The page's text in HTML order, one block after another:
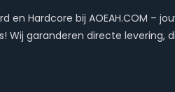
en Hardcore bij AOEAH.COM –
Wij garanderen directe levering,